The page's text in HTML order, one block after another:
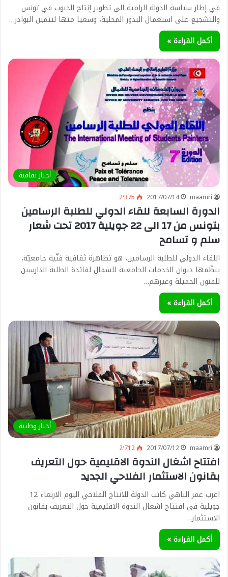
في إطار سياسة الدولة الرامية الى تطوير إنتاج الحبوب في تونس
والتشجيع على استعمال البذور المحلية، وسعيا منها لتثمين البوادر…
أكمل القراءة »
أخبار ثقافية
maamri
2017/07/14 2٬375
الدورة السابعة للقاء الدولي للطلبة الرسامين
بتونس من 17 الى 22 جويلية 2017 تحت شعار
سلم و تسامح
اللقاء الدولي للطلبة الرسامين، هو تظاهرة ثقافية فنّية جامعيّة،
ينظّمها ديوان الخدمات الجامعية للشمال لفائدة الطلبة الدارسين
للفنون الجميلة وغيرهم…
أكمل القراءة »
أخبار وطنية
maamri
2017/07/12 2٬712
افتتاح اشغال الندوة الاقليمية حول التعريف
بقانون الاستثمار الفلاحي الجديد
اعرب عمر الباهي كاتب الدولة للانتاج الفلاحي اليوم الاربعاء 12
جويلية في افتتاح اشغال الندوة الاقليمية حول التعريف بقانون
الاستثمار…
أكمل القراءة »